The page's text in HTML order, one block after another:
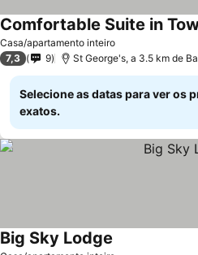
Casa/apartamento inteiro
Comfortable Suite in
7,3 9 St George's, a 3.5 km de
Selecione as datas para ver os
exatos.
Big Sky Lodge